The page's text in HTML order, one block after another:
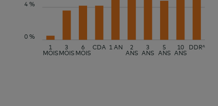
1
MOIS
3
MOIS
6
MOIS
CDA 1 AN
2
ANS
3
ANS
5
ANS
10
ANS
DDR^
0 %
4 %